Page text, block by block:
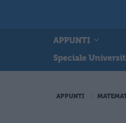
APPUNTI
Speciale
APPUNTI